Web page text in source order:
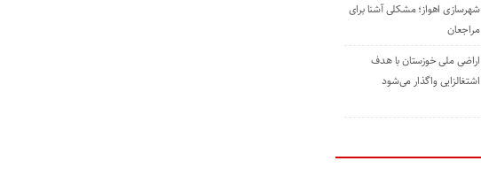
شهرسازی اهواز؛ مشکلی آشنا برای
مراجعان
اراضی ملی خوزستان با هدف
اشتغالزایی واگذار می‌شود